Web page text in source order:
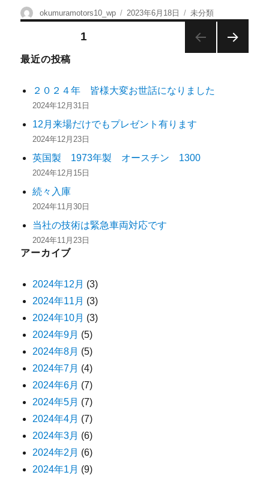
okumuramotors10_wp 2023年6月18日 未分類
1
最近の投稿
２０２４年 皆様大変お世話になりました
2024年12月31日
12月来場だけでもプレゼント有ります
2024年12月23日
英国製 1973年製 オースチン 1300
2024年12月15日
続々入庫
2024年11月30日
当社の技術は緊急車両対応です
2024年11月23日
アーカイブ
2024年12月 (3)
2024年11月 (3)
2024年10月 (3)
2024年9月 (5)
2024年8月 (5)
2024年7月 (4)
2024年6月 (7)
2024年5月 (7)
2024年4月 (7)
2024年3月 (6)
2024年2月 (6)
2024年1月 (9)